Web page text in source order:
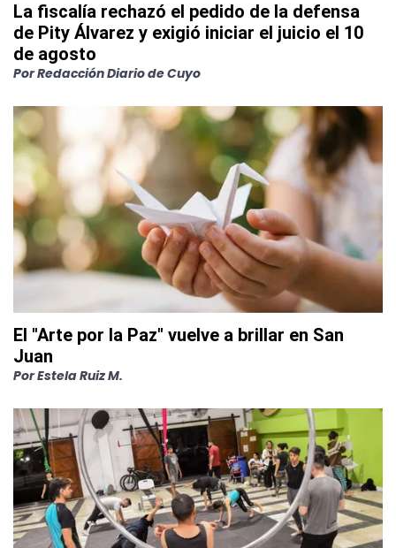
La fiscalía rechazó el pedido de la defensa
de Pity Álvarez y exigió iniciar el juicio el 10
de agosto
PorRedacción Diario de Cuyo
El "Arte por la Paz" vuelve a brillar en San
Juan
PorEstela Ruiz M.